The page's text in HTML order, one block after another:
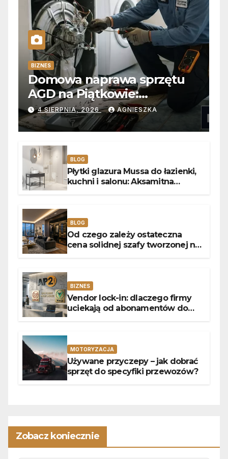
BIZNES
Domowa naprawa sprzętu
AGD na Piątkowie:
Niezawodne usuwanie
usterek pralek w Poznaniu
4 SIERPNIA, 2026 AGNIESZKA
BLOG
Płytki glazura Mussa do łazienki,
kuchni i salonu: Aksamitna
BLOG
Od czego zależy ostateczna
cena solidnej szafy tworzonej na
BIZNES
Vendor lock-in: dlaczego firmy
uciekają od abonamentów do
MOTORYZACJA
Używane przyczepy – jak dobrać
sprzęt do specyfiki przewozów?
Zobacz koniecznie